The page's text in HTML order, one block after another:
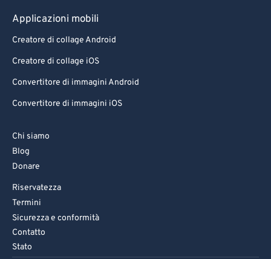
Applicazioni mobili
Creatore di collage Android
Creatore di collage iOS
Convertitore di immagini Android
Convertitore di immagini iOS
Chi siamo
Blog
Donare
Riservatezza
Termini
Sicurezza e conformità
Contatto
Stato